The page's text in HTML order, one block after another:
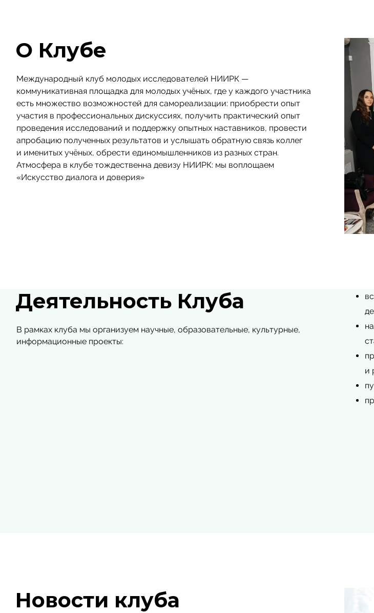
О Клубе
Международный клуб молодых исследователей НИИРК —
коммуникативная площадка для молодых учёных, где у каждого участника
есть множество возможностей для самореализации: приобрести опыт
участия в профессиональных дискуссиях, получить практический опыт
проведения исследований и поддержку опытных наставников, провести
апробацию полученных результатов и услышать обратную связь коллег
и именитых учёных, обрести единомышленников из разных стран.
Атмосфера в клубе тождественна девизу НИИРК: мы воплощаем
«Искусство диалога и доверия»
Деятельность Клуба
В рамках клуба мы организуем научные, образовательные, культурные,
информационные проекты:
и
Новости клуба